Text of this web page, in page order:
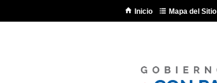
Inicio Mapa del Sitio